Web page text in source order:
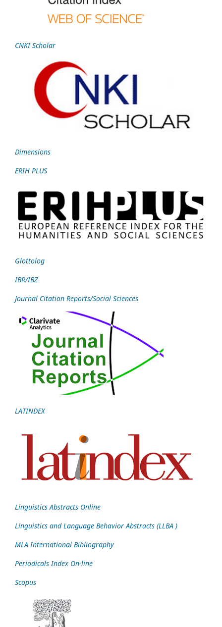
CNKI Scholar
Dimensions
ERIH PLUS
Glottolog
IBR/IBZ
Journal Citation Reports/Social Sciences
LATINDEX
Linguistics Abstracts Online
Linguistics and Language Behavior Abstracts (LLBA )
MLA International Bibliography
Periodicals Index On-line
Scopus